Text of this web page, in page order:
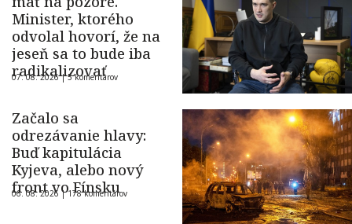
Minister, ktorého
odvolal hovorí, že na
jeseň sa to bude iba
radikalizovať
07. 08. 2026 |5 komentárov
Začalo sa
odrezávanie hlavy:
Buď kapitulácia
Kyjeva, alebo nový
front vo Fínsku
06. 08. 2026 |178 komentárov